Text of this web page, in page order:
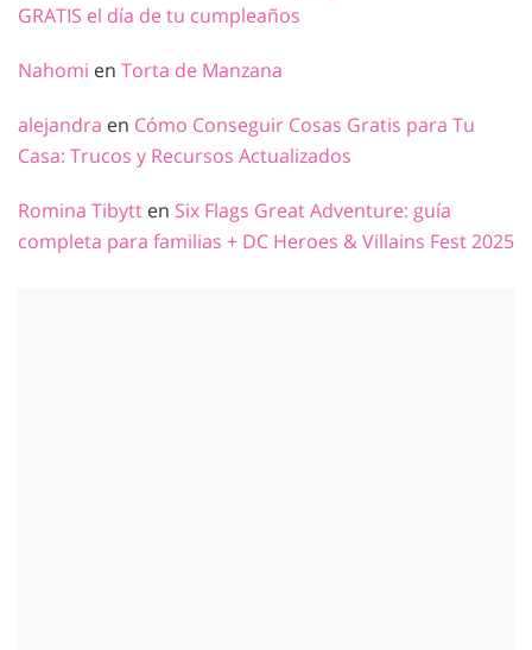
GRATIS el día de tu cumpleaños
Nahomi en Torta de Manzana
alejandra en Cómo Conseguir Cosas Gratis para Tu
Casa: Trucos y Recursos Actualizados
Romina Tibytt en Six Flags Great Adventure: guía
completa para familias + DC Heroes & Villains Fest 2025